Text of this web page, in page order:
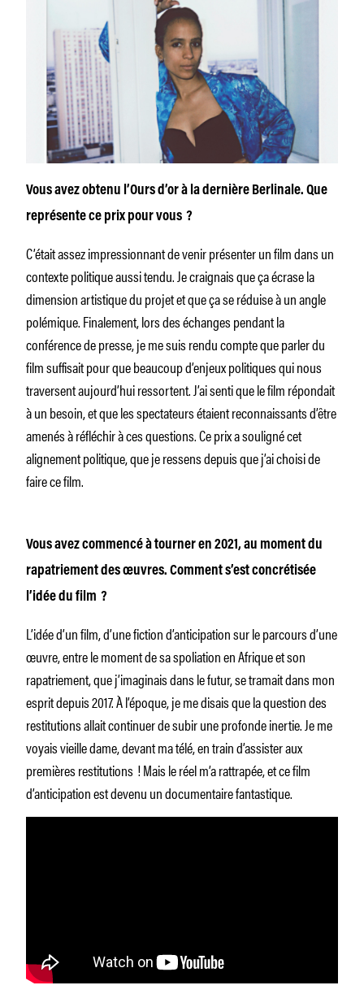
Vous avez obtenu l’Ours d’or à la dernière Berlinale. Que
représente ce prix pour vous ?
C’était assez impressionnant de venir présenter un film dans un
contexte politique aussi tendu. Je craignais que ça écrase la
dimension artistique du projet et que ça se réduise à un angle
polémique. Finalement, lors des échanges pendant la
conférence de presse, je me suis rendu compte que parler du
film suffisait pour que beaucoup d’enjeux politiques qui nous
traversent aujourd’hui ressortent. J’ai senti que le film répondait
à un besoin, et que les spectateurs étaient reconnaissants d’être
amenés à réfléchir à ces questions. Ce prix a souligné cet
alignement politique, que je ressens depuis que j’ai choisi de
faire ce film.
Vous avez commencé à tourner en 2021, au moment du
rapatriement des œuvres. Comment s’est concrétisée
l’idée du film ?
L’idée d’un film, d’une fiction d’anticipation sur le parcours d’une
œuvre, entre le moment de sa spoliation en Afrique et son
rapatriement, que j’imaginais dans le futur, se tramait dans mon
esprit depuis 2017. À l’époque, je me disais que la question des
restitutions allait continuer de subir une profonde inertie. Je me
voyais vieille dame, devant ma télé, en train d’assister aux
premières restitutions ! Mais le réel m’a rattrapée, et ce film
d’anticipation est devenu un documentaire fantastique.